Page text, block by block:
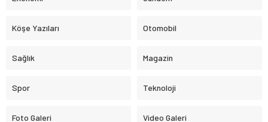
Köşe Yazıları Otomobil
Sağlık Magazin
Spor Teknoloji
Foto Galeri Video Galeri